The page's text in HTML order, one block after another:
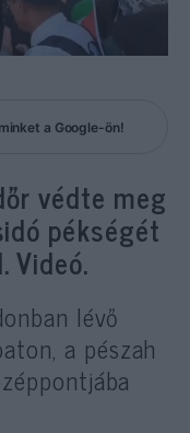
a Google-ön!
védte meg
pékségét
Videó.
lévő
a pészah